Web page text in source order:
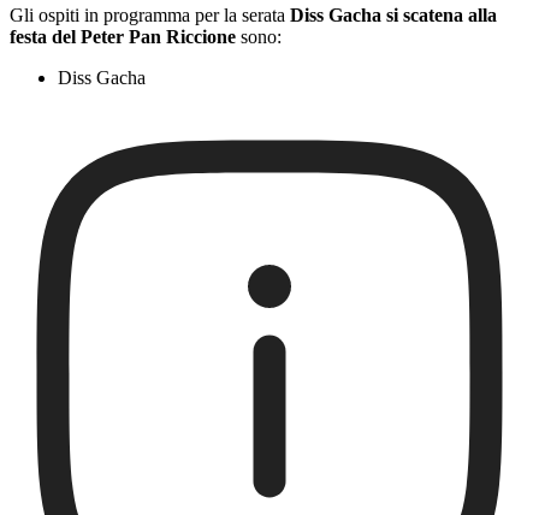
Gli ospiti in programma per la serata Diss Gacha si scatena alla
festa del Peter Pan Riccione sono:
Diss Gacha